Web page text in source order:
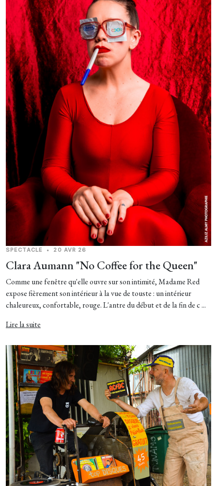
SPECTACLE • 20 AVR 26
Clara Aumann "No Coffee for the Queen"
Comme une fenêtre qu'elle ouvre sur son intimité, Madame Red
expose fièrement son intérieur à la vue de touste : un intérieur
chaleureux, confortable, rouge. L'antre du début et de la fin de c ...
Lire la suite